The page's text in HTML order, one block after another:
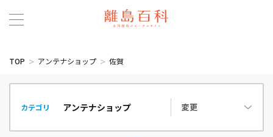
TOP アンテナショップ 佐賀
カテゴリ 変更